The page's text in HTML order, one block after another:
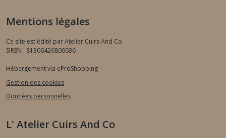
Mentions légales
Ce site est édité par Atelier Cuirs And Co.
SIREN : 81306426800036
Hébergement via eProShopping
Gestion des cookies
Données personnelles
L' Atelier Cuirs And Co